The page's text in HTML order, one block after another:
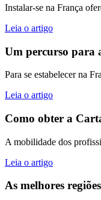
Instalar-se na França
Leia o artigo
Um percurso para
Para se estabelecer na
Leia o artigo
Como obter a
A mobilidade dos
Leia o artigo
As melhores